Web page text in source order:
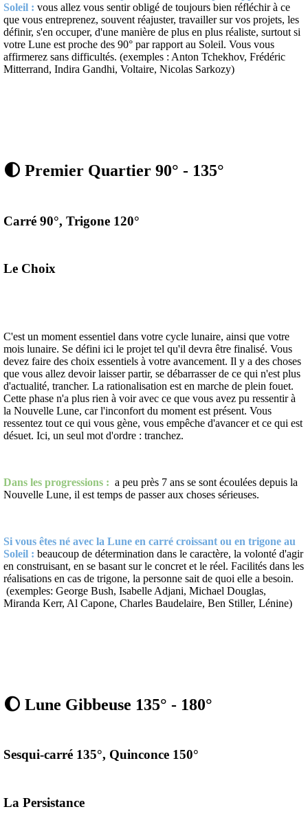
Soleil : vous allez vous sentir obligé de toujours bien réfléchir à ce
que vous entreprenez, souvent réajuster, travailler sur vos projets, les
définir, s'en occuper, d'une manière de plus en plus réaliste, surtout si
votre Lune est proche des 90° par rapport au Soleil. Vous vous
affirmerez sans difficultés. (exemples : Anton Tchekhov, Frédéric
Mitterrand, Indira Gandhi, Voltaire, Nicolas Sarkozy)
🌓 Premier Quartier 90° - 135°
Carré 90°, Trigone 120°
Le Choix
C'est un moment essentiel dans votre cycle lunaire, ainsi que votre
mois lunaire. Se défini ici le projet tel qu'il devra être finalisé. Vous
devez faire des choix essentiels à votre avancement. Il y a des choses
que vous allez devoir laisser partir, se débarrasser de ce qui n'est plus
d'actualité, trancher. La rationalisation est en marche de plein fouet.
Cette phase n'a plus rien à voir avec ce que vous avez pu ressentir à
la Nouvelle Lune, car l'inconfort du moment est présent. Vous
ressentez tout ce qui vous gène, vous empêche d'avancer et ce qui est
désuet. Ici, un seul mot d'ordre : tranchez.
Dans les progressions : a peu près 7 ans se sont écoulées depuis la
Nouvelle Lune, il est temps de passer aux choses sérieuses.
Si vous êtes né avec la Lune en carré croissant ou en trigone au
Soleil : beaucoup de détermination dans le caractère, la volonté d'agir
en construisant, en se basant sur le concret et le réel. Facilités dans les
réalisations en cas de trigone, la personne sait de quoi elle a besoin.
(exemples: George Bush, Isabelle Adjani, Michael Douglas,
Miranda Kerr, Al Capone, Charles Baudelaire, Ben Stiller, Lénine)
🌔 Lune Gibbeuse 135° - 180°
Sesqui-carré 135°, Quinconce 150°
La Persistance